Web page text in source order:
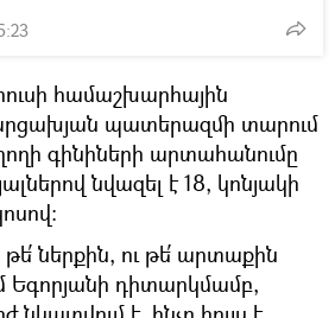
համաշխարհային
պատերազմի տարում
գինիների արտահանումը
նվազել է 18, կոնյակի
ներքին, ու թե՛ արտաքին
Եգորյանի դիտարկմամբ,